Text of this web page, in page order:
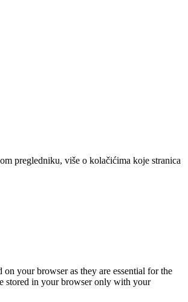
pregledniku, više o kolačićima koje stranica
your browser as they are essential for the
stored in your browser only with your